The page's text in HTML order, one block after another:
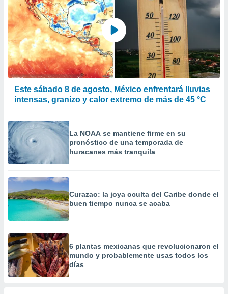
Este sábado 8 de agosto, México enfrentará lluvias
intensas, granizo y calor extremo de más de 45 °C
La NOAA se mantiene firme en su
pronóstico de una temporada de
huracanes más tranquila
Curazao: la joya oculta del Caribe donde el
buen tiempo nunca se acaba
6 plantas mexicanas que revolucionaron el
mundo y probablemente usas todos los
días